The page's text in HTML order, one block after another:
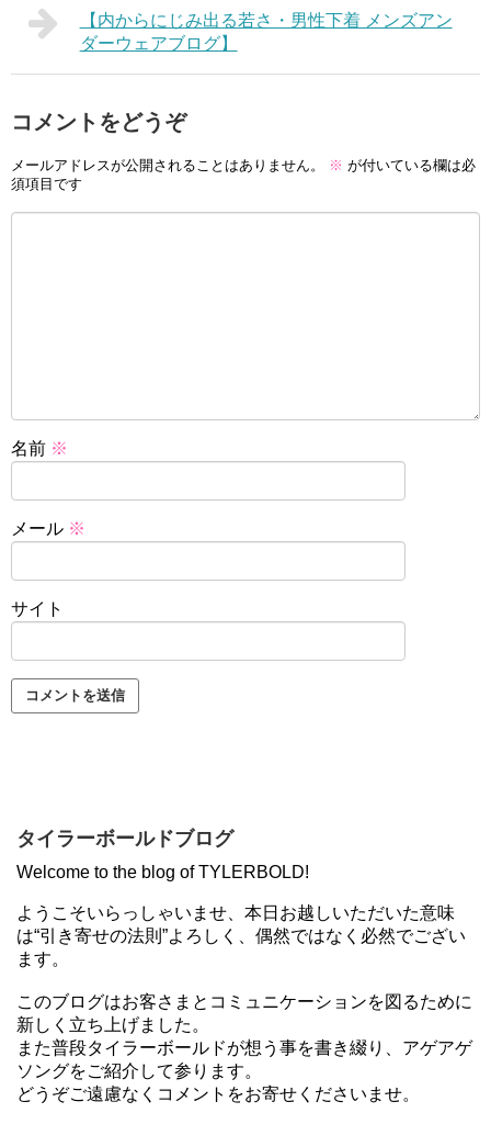
【内からにじみ出る若さ・男性下着 メンズアン
ダーウェアブログ】
コメントをどうぞ
メールアドレスが公開されることはありません。 ※ が付いている欄は必
須項目です
名前 ※
メール ※
サイト
タイラーボールドブログ
Welcome to the blog of TYLERBOLD!
ようこそいらっしゃいませ、本日お越しいただいた意味
は“引き寄せの法則”よろしく、偶然ではなく必然でござい
ます。
このブログはお客さまとコミュニケーションを図るために
新しく立ち上げました。
また普段タイラーボールドが想う事を書き綴り、アゲアゲ
ソングをご紹介して参ります。
どうぞご遠慮なくコメントをお寄せくださいませ。